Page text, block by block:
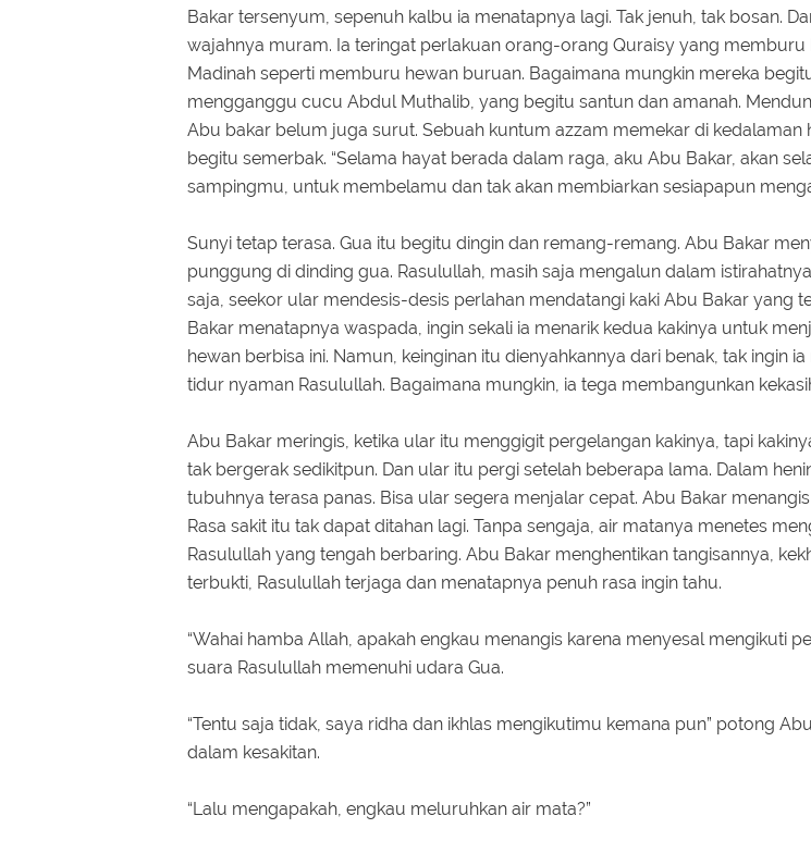
Bakar tersenyum, sepenuh kalbu ia menatapnya lagi. Tak jenuh, tak bosan.
wajahnya muram. Ia teringat perlakuan orang-orang Quraisy yang memburu
Madinah seperti memburu hewan buruan. Bagaimana mungkin mereka
mengganggu cucu Abdul Muthalib, yang begitu santun dan amanah.
Abu bakar belum juga surut. Sebuah kuntum azzam memekar di kedalaman
begitu semerbak. “Selama hayat berada dalam raga, aku Abu Bakar, akan
sampingmu, untuk membelamu dan tak akan membiarkan sesiapapun
Sunyi tetap terasa. Gua itu begitu dingin dan remang-remang. Abu Bakar
punggung di dinding gua. Rasulullah, masih saja mengalun dalam
saja, seekor ular mendesis-desis perlahan mendatangi kaki Abu Bakar yang
Bakar menatapnya waspada, ingin sekali ia menarik kedua kakinya untuk
hewan berbisa ini. Namun, keinginan itu dienyahkannya dari benak, tak ingin
tidur nyaman Rasulullah. Bagaimana mungkin, ia tega membangunkan
Abu Bakar meringis, ketika ular itu menggigit pergelangan kakinya, tapi
tak bergerak sedikitpun. Dan ular itu pergi setelah beberapa lama. Dalam
tubuhnya terasa panas. Bisa ular segera menjalar cepat. Abu Bakar
Rasa sakit itu tak dapat ditahan lagi. Tanpa sengaja, air matanya menetes
Rasulullah yang tengah berbaring. Abu Bakar menghentikan tangisannya,
terbukti, Rasulullah terjaga dan menatapnya penuh rasa ingin tahu.
“Wahai hamba Allah, apakah engkau menangis karena menyesal mengikuti
suara Rasulullah memenuhi udara Gua.
“Tentu saja tidak, saya ridha dan ikhlas mengikutimu kemana pun” potong
dalam kesakitan.
“Lalu mengapakah, engkau meluruhkan air mata?”